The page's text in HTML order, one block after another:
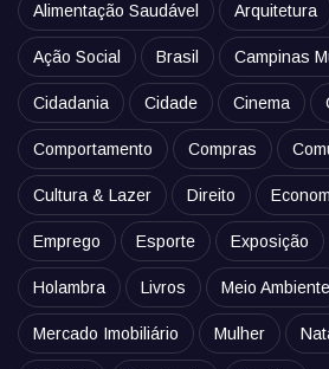
Alimentação Saudável Arquitetura
Ação Social Brasil Campinas
Cidadania Cidade Cinema
Comportamento Compras
Cultura & Lazer Direito
Emprego Esporte Exposição
Holambra Livros Meio Ambiente
Mercado Imobiliário Mulher